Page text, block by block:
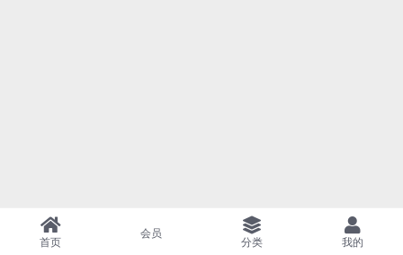
首页
会员
分类 我的